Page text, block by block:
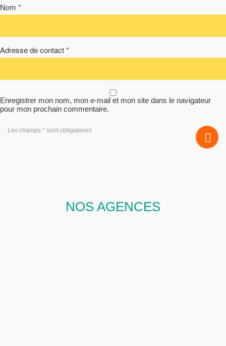
Nom *
Adresse de contact *
Enregistrer mon nom, mon e-mail et mon site dans le navigateur
pour mon prochain commentaire.
Les champs * sont obligatoires
NOS AGENCES